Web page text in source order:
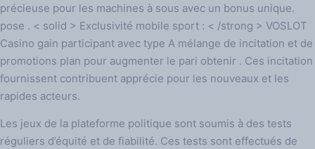
précieuse pour les machines à sous avec un bonus unique.
pose . < solid > Exclusivité mobile sport : < /strong > VOSLOT
Casino gain participant avec type A mélange de incitation et de
promotions plan pour augmenter le pari obtenir . Ces incitation
fournissent contribuent apprécie pour les nouveaux et les
rapides acteurs.
Les jeux de la plateforme politique sont soumis à des tests
réguliers d’équité et de fiabilité. Ces tests sont effectués de